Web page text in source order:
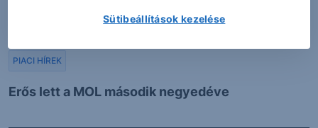
Erős lett a MOL második negyedéve
PIACI HÍREK
Sütibeállítások kezelése